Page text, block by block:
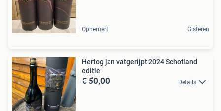
Ophemert Gisteren
Hertog jan vatgerijpt 2024 Schotland
editie
€ 50,00 Details